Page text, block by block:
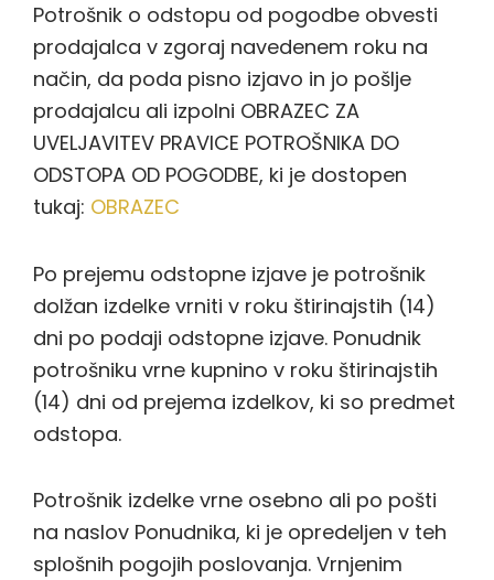
Potrošnik o odstopu od pogodbe obvesti
prodajalca v zgoraj navedenem roku na
način, da poda pisno izjavo in jo pošlje
prodajalcu ali izpolni OBRAZEC ZA
UVELJAVITEV PRAVICE POTROŠNIKA DO
ODSTOPA OD POGODBE, ki je dostopen
tukaj: OBRAZEC
Po prejemu odstopne izjave je potrošnik
dolžan izdelke vrniti v roku štirinajstih (14)
dni po podaji odstopne izjave. Ponudnik
potrošniku vrne kupnino v roku štirinajstih
(14) dni od prejema izdelkov, ki so predmet
odstopa.
Potrošnik izdelke vrne osebno ali po pošti
na naslov Ponudnika, ki je opredeljen v teh
splošnih pogojih poslovanja. Vrnjenim